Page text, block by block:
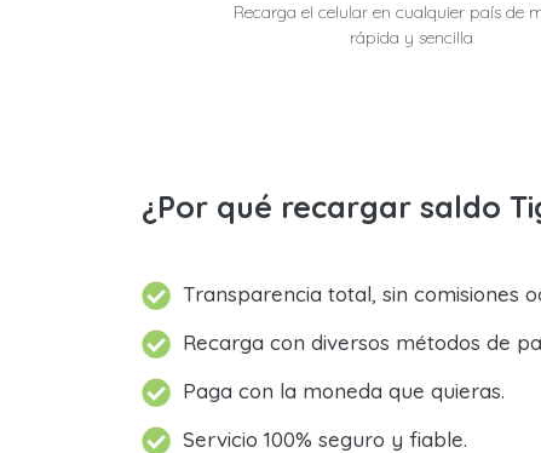
Recarga el celular en cualquier país de
rápida y sencilla
¿Por qué recargar saldo
Transparencia total, sin comisiones
Recarga con diversos métodos de
Paga con la moneda que quieras.
Servicio 100% seguro y fiable.